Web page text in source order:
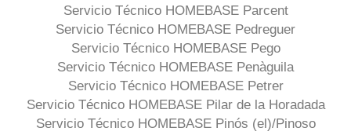
Servicio Técnico HOMEBASE Parcent
Servicio Técnico HOMEBASE Pedreguer
Servicio Técnico HOMEBASE Pego
Servicio Técnico HOMEBASE Penàguila
Servicio Técnico HOMEBASE Petrer
Servicio Técnico HOMEBASE Pilar de la Horadada
Servicio Técnico HOMEBASE Pinós (el)/Pinoso